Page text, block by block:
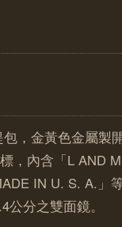
，金黃色金屬製
，內含「L AND
IN U. S. A.」
分之雙面鏡。